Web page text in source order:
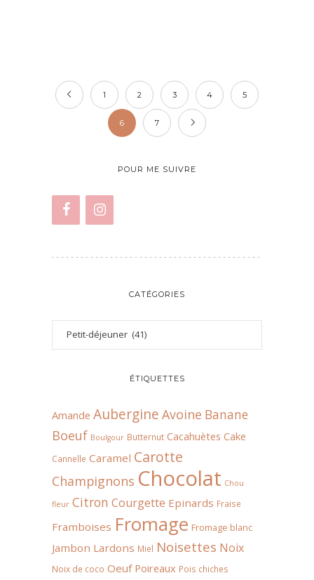
1 2 3 4 5
6 7
POUR ME SUIVRE
CATÉGORIES
ÉTIQUETTES
Amande Aubergine Avoine Banane
Boeuf Boulgour Butternut Cacahuètes Cake
Cannelle Caramel Carotte
Champignons Chocolat Chou
fleur Citron Courgette Epinards Fraise
Framboises Fromage Fromage blanc
Jambon Lardons Miel Noisettes Noix
Noix de coco Oeuf Poireaux Pois chiches